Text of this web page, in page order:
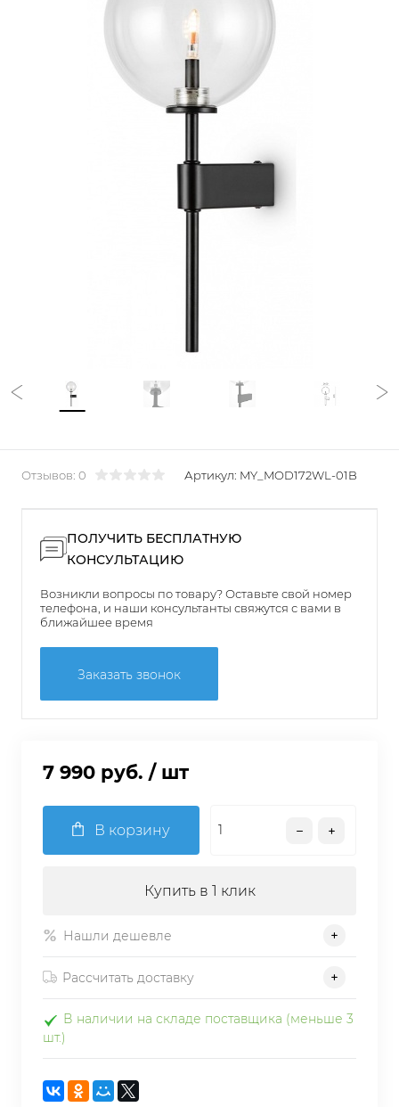
Отзывов: 0 Артикул: MY_MOD172WL-01B
ПОЛУЧИТЬ БЕСПЛАТНУЮ
КОНСУЛЬТАЦИЮ
Возникли вопросы по товару? Оставьте свой номер
телефона, и наши консультанты свяжутся с вами в
ближайшее время
Заказать звонок
7 990 руб. / шт
В корзину
Купить в 1 клик
Нашли дешевле
Рассчитать доставку
В наличии на складе поставщика (меньше 3
шт.)